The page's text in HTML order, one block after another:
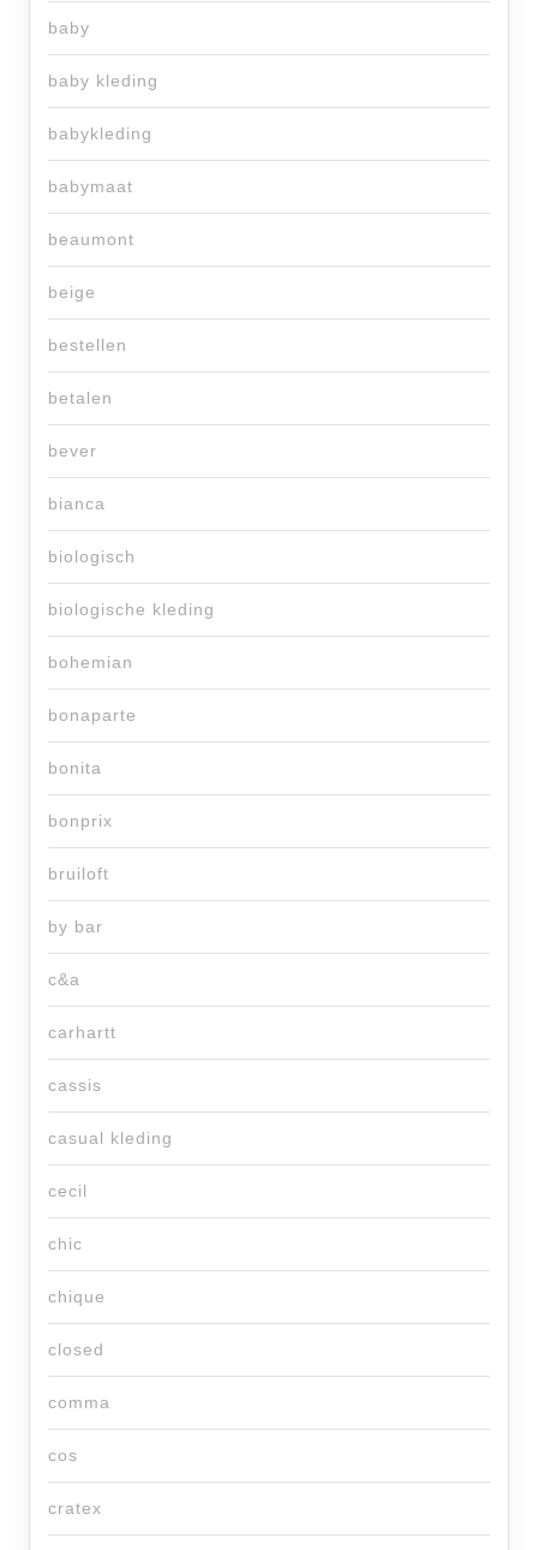
baby
baby kleding
babykleding
babymaat
beaumont
beige
bestellen
betalen
bever
bianca
biologisch
biologische kleding
bohemian
bonaparte
bonita
bonprix
bruiloft
by bar
c&a
carhartt
cassis
casual kleding
cecil
chic
chique
closed
comma
cos
cratex